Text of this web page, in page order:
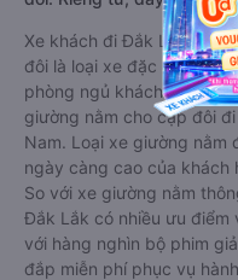
Xe khách đi Đắk Lắk từ
đôi là loại xe đặc biệt. Với
phòng ngủ khách sạn
giường nằm cho cặp đôi
Nam. Loại xe giường nằm
ngày càng cao của khách
So với xe giường nằm
Đắk Lắk có nhiều ưu điểm
với hàng nghìn bộ phim
đắp miễn phí phục vụ